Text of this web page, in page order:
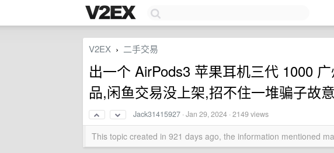
V2EX › 二手交易
出一个 AirPods3 苹果耳机三代 1000
品,闲鱼交易没上架,招不住一堆骗子故
Jack31415927 ·Jan 29, 2024 · 2149 views
This topic created in 921 days ago, the information mentioned